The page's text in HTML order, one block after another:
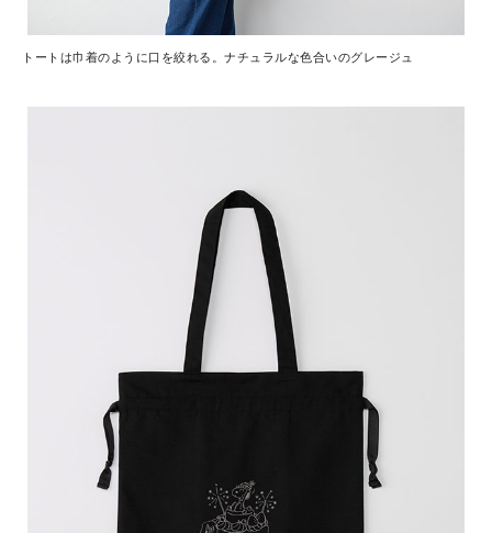
トートは巾着のように口を絞れる。ナチュラルな色合いのグレージュ